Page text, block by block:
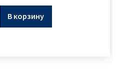
В корзину